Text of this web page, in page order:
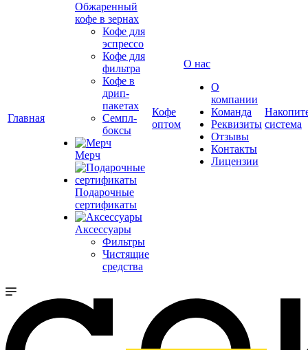
Главная
Обжаренный
кофе в зернах
Кофе для
эспрессо
Кофе для
фильтра
Кофе в
дрип-
пакетах
Семпл-
боксы
Мерч
Подарочные
сертификаты
Аксессуары
Фильтры
Чистящие
средства
Кофе
оптом
О нас
О
компании
Команда
Реквизиты
Отзывы
Контакты
Лицензии
система